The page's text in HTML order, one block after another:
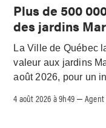
Plus de 500
des jardins
La Ville de Québec
valeur aux jardins
août 2026, pour un
4 août 2026 à 9h49 –Agent